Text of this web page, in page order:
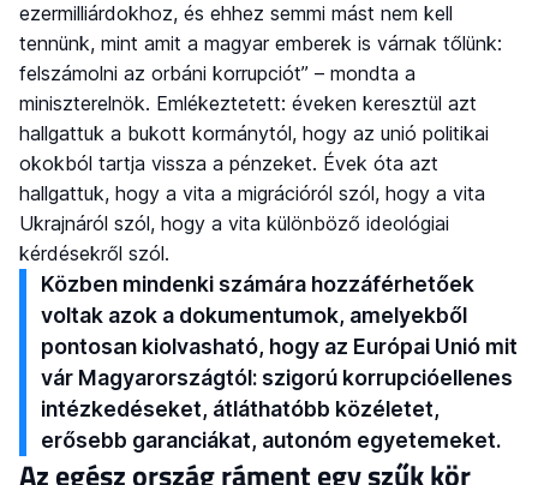
ezermilliárdokhoz, és ehhez semmi mást nem kell
tennünk, mint amit a magyar emberek is várnak tőlünk:
felszámolni az orbáni korrupciót” – mondta a
miniszterelnök. Emlékeztetett: éveken keresztül azt
hallgattuk a bukott kormánytól, hogy az unió politikai
okokból tartja vissza a pénzeket. Évek óta azt
hallgattuk, hogy a vita a migrációról szól, hogy a vita
Ukrajnáról szól, hogy a vita különböző ideológiai
kérdésekről szól.
Közben mindenki számára hozzáférhetőek
voltak azok a dokumentumok, amelyekből
pontosan kiolvasható, hogy az Európai Unió mit
vár Magyarországtól: szigorú korrupcióellenes
intézkedéseket, átláthatóbb közéletet,
erősebb garanciákat, autonóm egyetemeket.
Az egész ország ráment egy szűk kör